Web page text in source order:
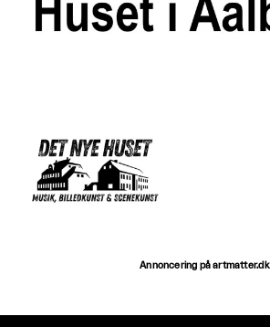
Annoncering på artmatter.dk